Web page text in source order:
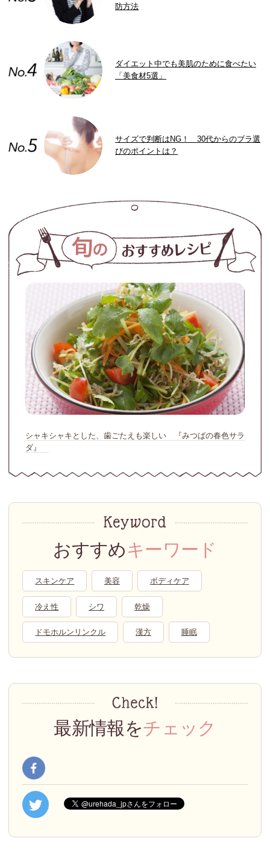
防方法
ダイエット中でも美肌のために食べたい
「美食材5選」
サイズで判断はNG！ 30代からのブラ選
びのポイントは？
シャキシャキとした、歯ごたえも楽しい 『みつばの春色サラ
ダ』
おすすめキーワード
スキンケア 美容 ボディケア
冷え性 シワ 乾燥
ドモホルンリンクル 漢方 睡眠
最新情報をチェック